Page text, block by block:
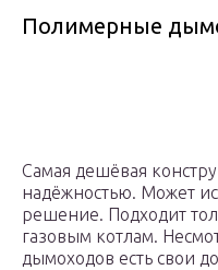
Полимерные
Самая дешёвая
надёжностью. Может
решение. Подходит
газовым котлам.
дымоходов есть свои